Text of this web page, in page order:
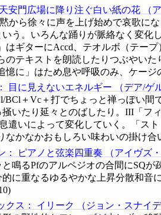
天安門広場に降り注ぐ白い紙の花 （
から徐々に声を上げ始めで哀歌に
いう。いろんな踊りが脈絡なく変化
はギターにAccd、テオルボ（テー
のテキストを朗読したりつぶやい
憶に」はため息や呼吸のみ、ケージ
： 目に見えないエネルギー （デア/ゲ
BCl＋Vc＋打でちょっと禅っぽい間
掻いたり延々とのばしたり。III「フ
遣いによって変化していく。「ス
なかなかおもしろい味わいの掛け合
： ピアノと弦楽四重奏 （アイヴズ
鳴るPfのアルペジオの合間にSQ
に重なるゆるやかな上昇分散和音
)
クス ： イリーク （ ジョン・スナイ